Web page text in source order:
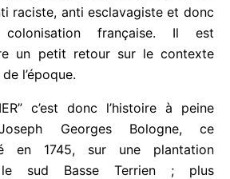
anti raciste, anti esclavagiste et
colonisation française. Il est
un petit retour sur le contexte
l’époque.
c’est donc l’histoire à peine
Georges Bologne, ce
en 1745, sur une plantation
sud Basse Terrien ; plus